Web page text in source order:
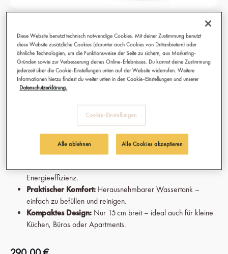
KAHAWA Capsule Machine - Savanna
Yellow
Schnelles Heizsystem:Kaffeegenuss ohne Warten – die
Maschine erreicht die optimale Brühtemperatur in nur
wenigen Sekunden.
und Lungo – für ein individuelles Kaffeeerlebnis auf
19 Bar Pumpendruck:Der perfekte Kaffee entsteht durch
idealen Druck – für eine samtige, aromatische Crema.
Automatische Abschaltung:Nach 10 Minuten Inaktivität
Energieeffizienz.
Praktischer Komfort: Herausnehmbarer Wassertank –
einfach zu befüllen und reinigen.
Kompaktes Design: Nur 15 cm breit – ideal auch für kleine
Küchen, Büros oder Apartments.
Diese Website benutzt technisch notwendige Cookies. Mit deiner Zustimmung benutzt
diese Website zusätzliche Cookies (darunter auch Cookies von Drittanbietern) oder
ähnliche Technologien, um die Funktionsweise der Seite zu sichern, aus Marketing-
Gründen sowie zur Verbesserung deines Online-Erlebnisses. Du kannst deine Zustimmung
jederzeit über die Cookie-Einstellungen unten auf der Website widerrufen. Weitere
Informationen hierzu findest du weiter unten in den Cookie-Einstellungen und unserer
Datenschutzerklärung.
Cookie-Einstellungen
Alle ablehnen Alle Cookies akzeptieren